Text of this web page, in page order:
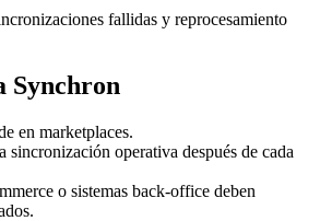
fallidas y reprocesamiento
Synchron
en marketplaces.
sincronización operativa después de cada
o sistemas back-office deben